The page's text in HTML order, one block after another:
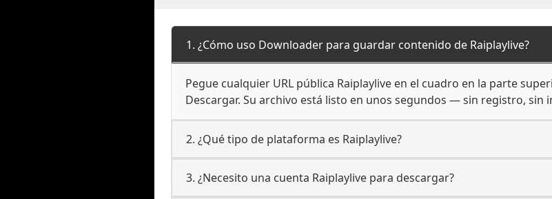
1. ¿Cómo uso Downloader para guardar contenido de Raiplaylive?
Pegue cualquier URL pública Raiplaylive en el cuadro en la parte
Descargar. Su archivo está listo en unos segundos — sin registro, sin
2. ¿Qué tipo de plataforma es Raiplaylive?
3. ¿Necesito una cuenta Raiplaylive para descargar?